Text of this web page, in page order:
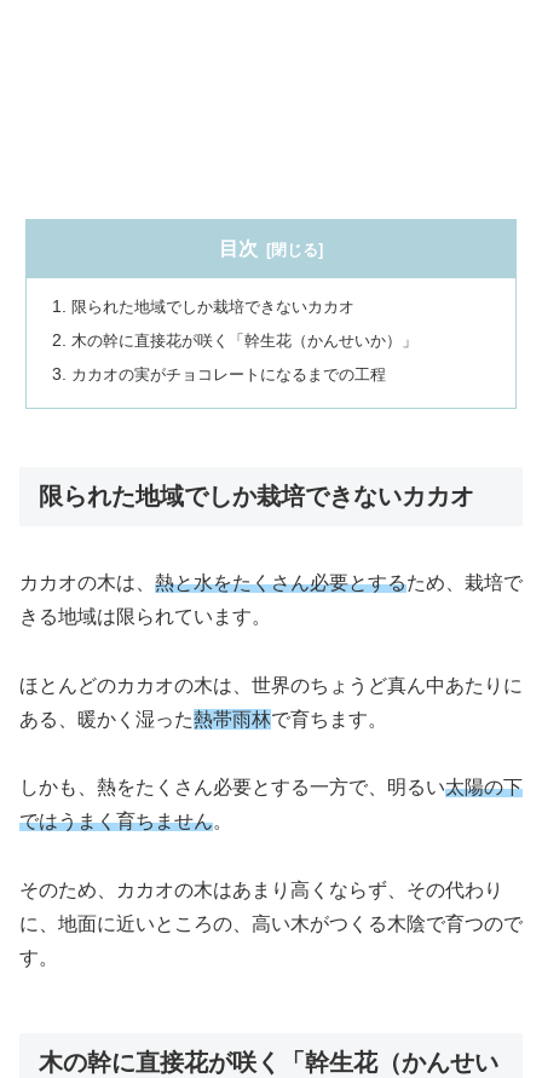
目次
限られた地域でしか栽培できないカカオ
木の幹に直接花が咲く「幹生花（かんせいか）」
カカオの実がチョコレートになるまでの工程
限られた地域でしか栽培できないカカオ
カカオの木は、 熱と水をたくさん必要とするため、栽培で
きる地域は限られています。
ほとんどのカカオの木は、世界のちょうど真ん中あたりに
ある、暖かく湿った熱帯雨林で育ちます。
しかも、熱をたくさん必要とする一方で、明るい太陽の下
ではうまく育ちません。
そのため、カカオの木はあまり高くならず、その代わり
に、地面に近いところの、高い木がつくる木陰で育つので
す。
木の幹に直接花が咲く「幹生花（かんせい